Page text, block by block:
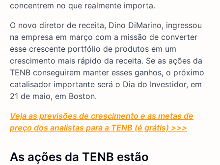
concentrem no que realmente importa.
O novo diretor de receita, Dino DiMarino, ingressou
na empresa em março com a missão de converter
esse crescente portfólio de produtos em um
crescimento mais rápido da receita. Se as ações da
TENB conseguirem manter esses ganhos, o próximo
catalisador importante será o Dia do Investidor, em
21 de maio, em Boston.
Veja as previsões de crescimento e as metas de
preço dos analistas para a TENB (é grátis) >>>
As ações da TENB estão